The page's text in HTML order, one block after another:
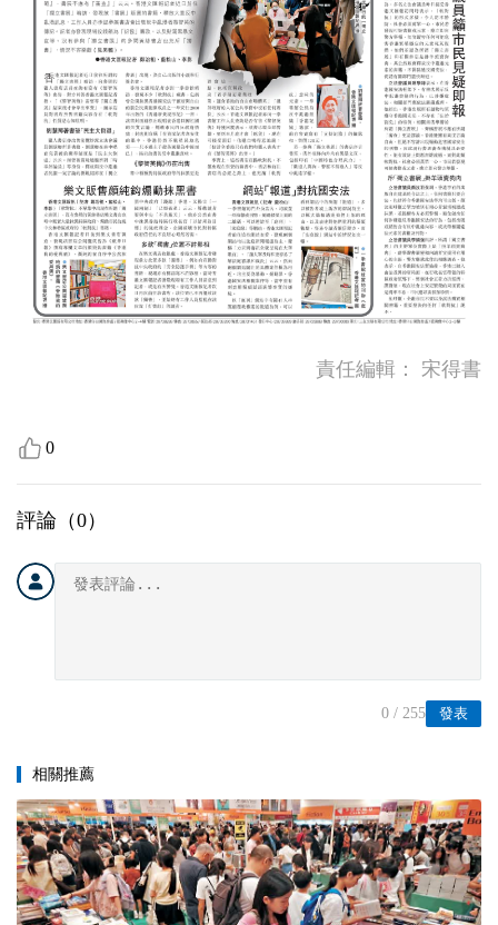
責任編輯： 宋得書
0
評論（0）
發表
0 / 255
相關推薦